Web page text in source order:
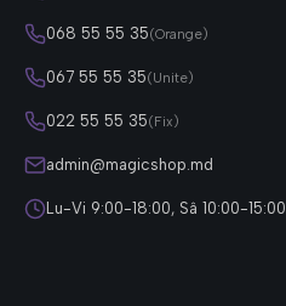
068 55 55 35(Orange)
067 55 55 35(Unite)
022 55 55 35(Fix)
admin@magicshop.md
Lu-Vi 9:00-18:00, Sâ 10:00-15:00